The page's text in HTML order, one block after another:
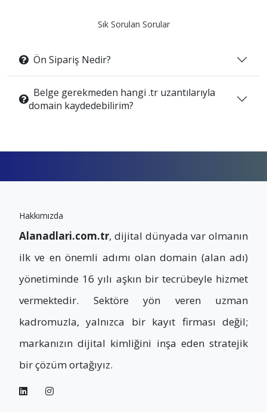
Sık Sorulan Sorular
Ön Sipariş Nedir?
Belge gerekmeden hangi .tr uzantılarıyla
domain kaydedebilirim?
Hakkımızda
Alanadlari.com.tr, dijital dünyada var olmanın
ilk ve en önemli adımı olan domain (alan adı)
yönetiminde 16 yılı aşkın bir tecrübeyle hizmet
vermektedir. Sektöre yön veren uzman
kadromuzla, yalnızca bir kayıt firması değil;
markanızın dijital kimliğini inşa eden stratejik
bir çözüm ortağıyız.